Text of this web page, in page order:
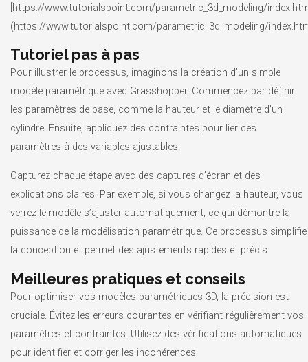
[https://www.tutorialspoint.com/parametric_3d_modeling/
(https://www.tutorialspoint.com/parametric_3d_modeling/
Tutoriel pas à pas
Pour illustrer le processus, imaginons la création d’un simple
modèle paramétrique avec Grasshopper. Commencez par définir
les paramètres de base, comme la hauteur et le diamètre d’un
cylindre. Ensuite, appliquez des contraintes pour lier ces
paramètres à des variables ajustables.
Capturez chaque étape avec des captures d’écran et des
explications claires. Par exemple, si vous changez la hauteur, vous
verrez le modèle s’ajuster automatiquement, ce qui démontre la
puissance de la modélisation paramétrique. Ce processus simplifie
la conception et permet des ajustements rapides et précis.
Meilleures pratiques et conseils
Pour optimiser vos modèles paramétriques 3D, la précision est
cruciale. Évitez les erreurs courantes en vérifiant régulièrement vos
paramètres et contraintes. Utilisez des vérifications automatiques
pour identifier et corriger les incohérences.